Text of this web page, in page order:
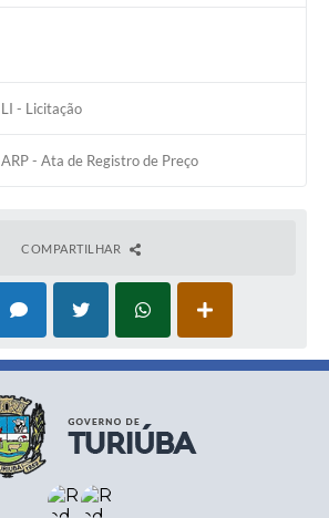
LI - Licitação
ARP - Ata de Registro de Preço
COMPARTILHAR